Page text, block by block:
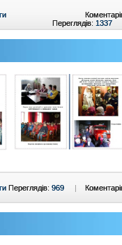
Переглядів: 1337
Переглядів: 969 |